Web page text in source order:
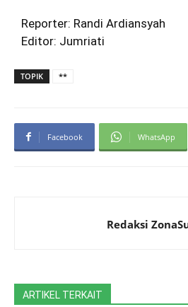
Reporter: Randi Ardiansyah
Editor: Jumriati
TOPIK **
Facebook WhatsApp
Redaksi
ARTIKEL TERKAIT